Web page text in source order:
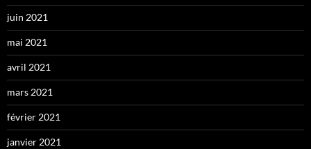
juin 2021
mai 2021
avril 2021
mars 2021
février 2021
janvier 2021